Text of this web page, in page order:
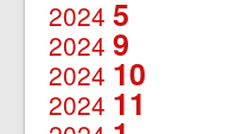
2024 5
2024 9
2024 10
2024 11